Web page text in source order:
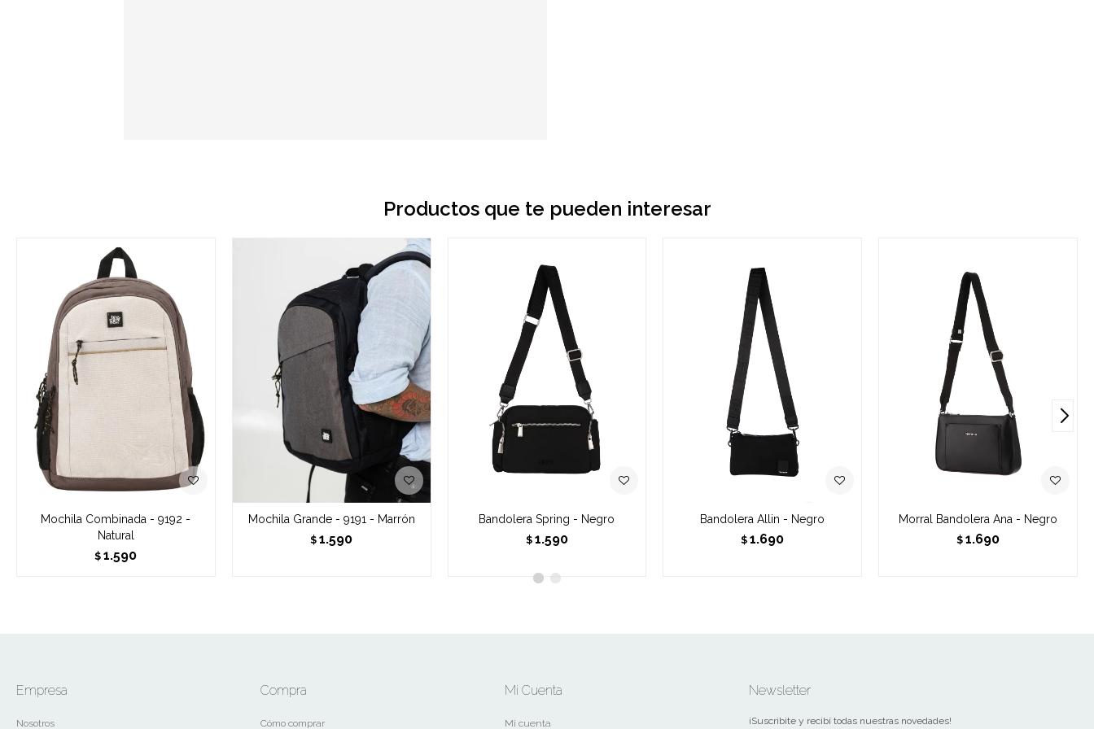
Productos que te pueden interesar
Mochila Combinada - 9192 -
Natural
$ 1.590
Mochila Grande - 9191 - Marrón
$ 1.590
Bandolera Spring - Negro
$ 1.590
Bandolera Allin - Negro
$ 1.690
Morral Bandolera Ana - Negro
$ 1.690
Empresa
Nosotros
Compra
Cómo comprar
Mi Cuenta
Mi cuenta
Newsletter
¡Suscribite y recibí todas nuestras novedades!